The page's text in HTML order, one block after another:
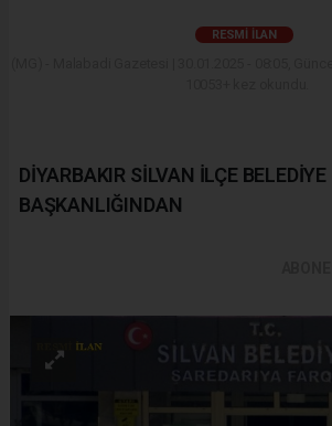
RESMI İLAN
DİYARBAKIR SİLVAN İLÇE BELEDİYE
BAŞKANLIĞINDAN